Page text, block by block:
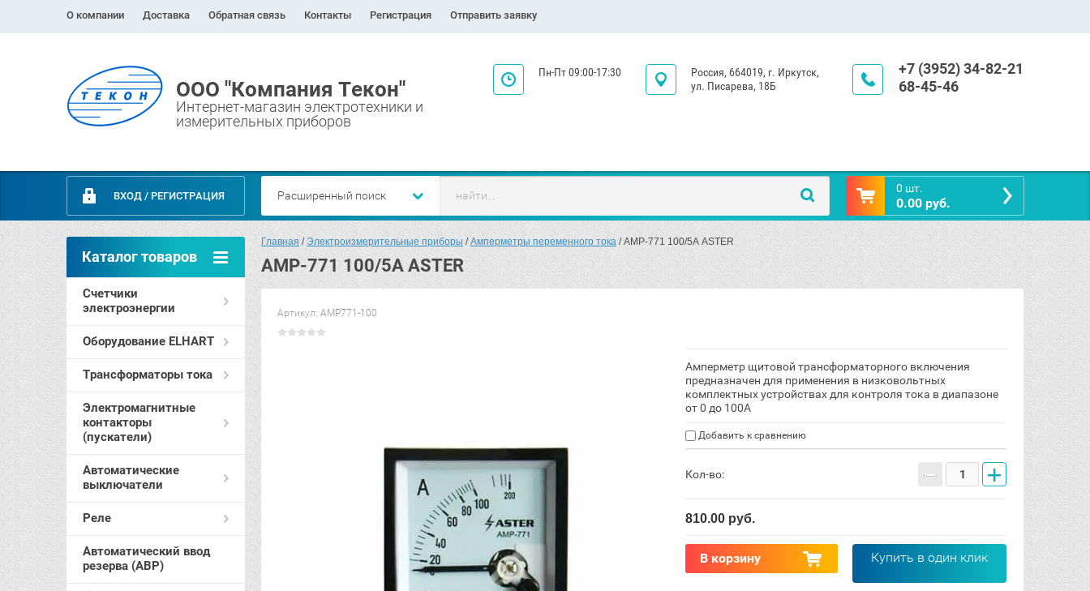
О компании Доставка Обратная связь Контакты Регистрация Отправить заявку
ООО "Компания Текон"
Интернет-магазин электротехники и
измерительных приборов
+7 (3952) 34-82-21
68-45-46
Россия, 664019, г. Иркутск,
ул. Писарева, 18Б
Пн-Пт 09:00-17:30
ВХОД / РЕГИСТРАЦИЯ
0 шт.
0.00 руб.
Расширенный поиск
Каталог товаров
Счетчики
электроэнергии
Оборудование ELHART
Трансформаторы тока
Электромагнитные
контакторы
(пускатели)
Автоматические
выключатели
Реле
Автоматический ввод
резерва (АВР)
Главная / Электроизмерительные приборы / Амперметры переменного тока / AMP-771 100/5А ASTER
AMP-771 100/5А ASTER
Артикул: AMP771-100
Амперметр щитовой трансформаторного включения
предназначен для применения в низковольтных
комплектных устройствах для контроля тока в диапазоне
от 0 до 100А
Добавить к сравнению
Кол-во: − +
810.00 руб.
В корзину Купить в один клик